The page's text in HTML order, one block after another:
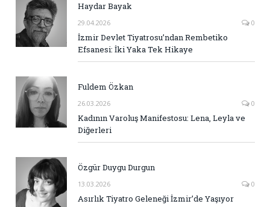
Haydar Bayak
29.04.2026 0
İzmir Devlet Tiyatrosu’ndan Rembetiko
Efsanesi: İki Yaka Tek Hikaye
Fuldem Özkan
26.03.2026 0
Kadının Varoluş Manifestosu: Lena, Leyla ve
Diğerleri
Özgür Duygu Durgun
13.03.2026 0
Asırlık Tiyatro Geleneği İzmir’de Yaşıyor